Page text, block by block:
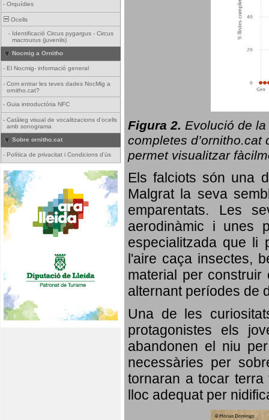
- Orquídies
Ocells
- Identificació Circus pygargus - Circus
macrourus (juvenils)
Nocmig a Ornitho
- El Nocmig- informació general
- Com entrar les teves dades NocMig a
ornitho.cat?
- Guia introductòria NFC
- Catàleg visual de vocalitzacions d'ocells
amb sonograma
Sobre ornitho.cat
- Política de privacitat i Condicions d'ús
Figura 2. Evolució de la
completes d’ornitho.cat
permet visualitzar
Els falciots són una
Malgrat la seva
emparentats. Les
aerodinàmic i unes
especialitzada que li
l'aire caça insectes,
material per
alternant períodes de
Una de les
protagonistes els
abandonen el niu
necessàries per
tornaran a tocar
lloc adequat per